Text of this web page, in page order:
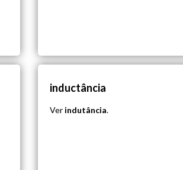
inductância
Ver indutância.